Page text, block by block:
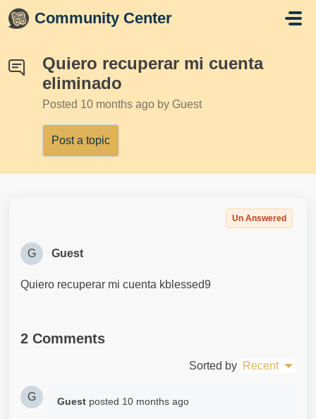
Skip to main content
Community Center
Quiero recuperar mi cuenta
eliminado
Posted 10 months ago by Guest
Post a topic
Un Answered
G Guest
Quiero recuperar mi cuenta kblessed9
2 Comments
Sorted by Recent
G Guest posted 10 months ago